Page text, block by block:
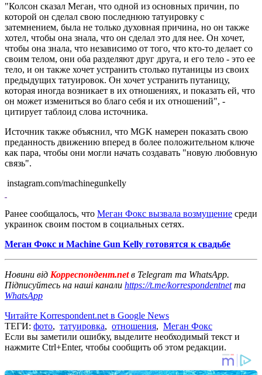
"Колсон сказал Меган, что одной из основных причин, по
которой он сделал свою последнюю татуировку с
затемнением, была не только духовная причина, но он также
хотел, чтобы она знала, что он сделал это для нее. Он хочет,
чтобы она знала, что независимо от того, что кто-то делает со
своим телом, они оба разделяют друг друга, и его тело - это ее
тело, и он также хочет устранить столько путаницы из своих
предыдущих татуировок. Он хочет устранить путаницу,
которая иногда возникает в их отношениях, и показать ей, что
он может измениться во благо себя и их отношений", -
цитирует таблоид слова источника.
Источник также объяснил, что MGK намерен показать свою
преданность движению вперед в более положительном ключе
как пара, чтобы они могли начать создавать "новую любовную
связь".
instagram.com/machinegunkelly
Ранее сообщалось, что Меган Фокс вызвала возмущение среди
украинок своим постом в социальных сетях.
Меган Фокс и Machine Gun Kelly готовятся к свадьбе
Новини від Корреспондент.netв Telegram та WhatsApp.
Підписуйтесь на наші канали https://t.me/korrespondentnetта
WhatsApp
Читайте Korrespondent.net в Google News
ТЕГИ: фото, татуировка, отношения, Меган Фокс
Если вы заметили ошибку, выделите необходимый текст и
нажмите Ctrl+Enter, чтобы сообщить об этом редакции.